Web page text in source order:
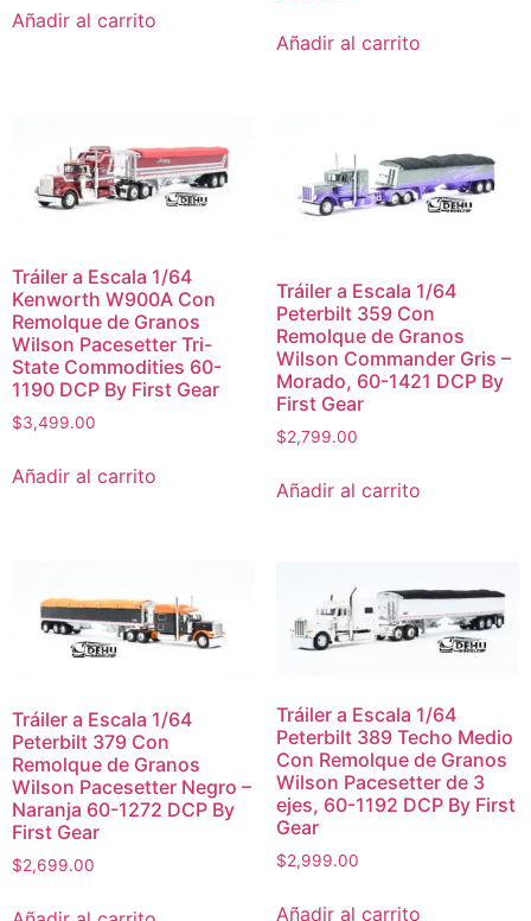
Añadir al carrito
Añadir al carrito
Tráiler a Escala 1/64
Kenworth W900A Con
Remolque de Granos
Wilson Pacesetter Tri-
State Commodities 60-
1190 DCP By First Gear
$3,499.00
Añadir al carrito
Tráiler a Escala 1/64
Peterbilt 359 Con
Remolque de Granos
Wilson Commander Gris –
Morado, 60-1421 DCP By
First Gear
$2,799.00
Añadir al carrito
Tráiler a Escala 1/64
Peterbilt 379 Con
Remolque de Granos
Wilson Pacesetter Negro –
Naranja 60-1272 DCP By
First Gear
$2,699.00
Tráiler a Escala 1/64
Peterbilt 389 Techo Medio
Con Remolque de Granos
Wilson Pacesetter de 3
ejes, 60-1192 DCP By First
Gear
$2,999.00
Añadir al carrito